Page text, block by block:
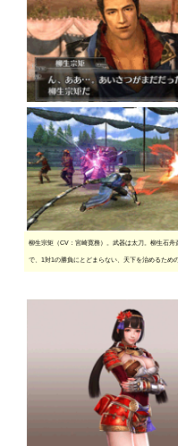
柳生宗矩（CV：宮崎寛務）。武器は太刀。柳生石
で、1対1の勝負にとどまらない、天下を治めるため